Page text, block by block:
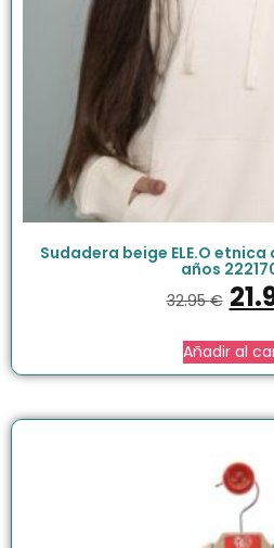
Sudadera beige ELE.O
años
32.95€
Añadir al